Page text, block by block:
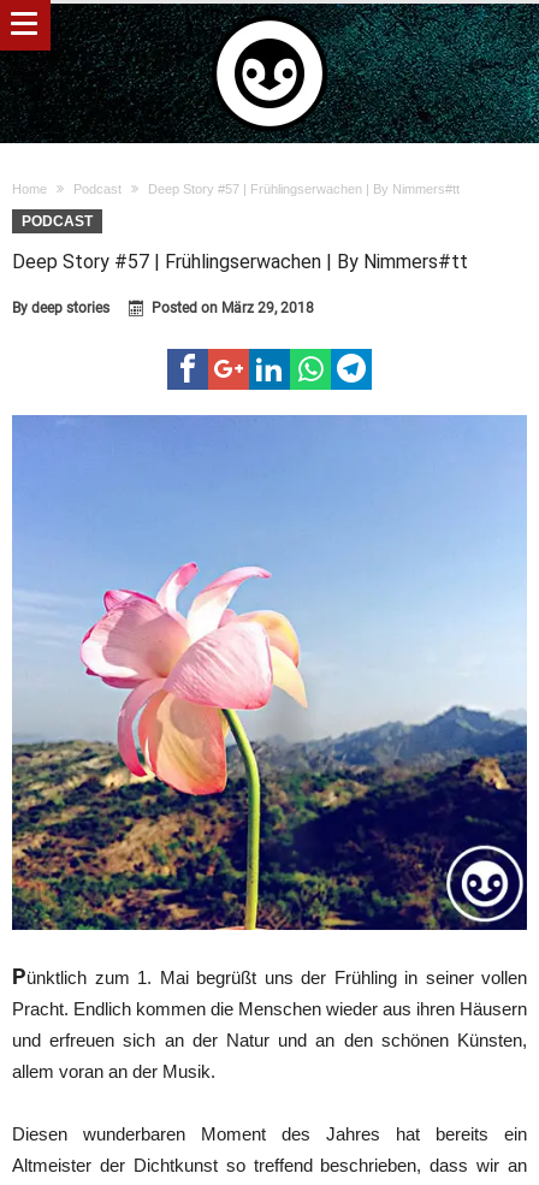
Home Podcast Deep Story #57 | Frühlingserwachen | By Nimmers#tt
PODCAST
Deep Story #57 | Frühlingserwachen | By Nimmers#tt
By deep stories Posted on März 29, 2018
Pünktlich zum 1. Mai begrüßt uns der Frühling in seiner vollen
Pracht. Endlich kommen die Menschen wieder aus ihren Häusern
und erfreuen sich an der Natur und an den schönen Künsten,
allem voran an der Musik.
Diesen wunderbaren Moment des Jahres hat bereits ein
Altmeister der Dichtkunst so treffend beschrieben, dass wir an